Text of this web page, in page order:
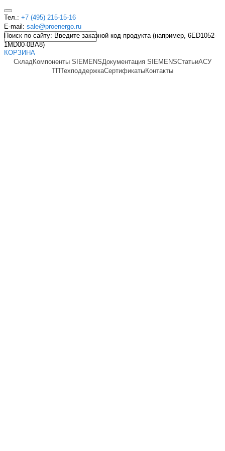
Тел.: +7 (495) 215-15-16
E-mail: sale@proenergo.ru
Поиск по сайту: Введите заказной код продукта (например, 6ED1052-
1MD00-0BA8)
КОРЗИНА
СкладКомпоненты SIEMENSДокументация SIEMENSСтатьиАСУ
ТПТехподдержкаСертификатыКонтакты